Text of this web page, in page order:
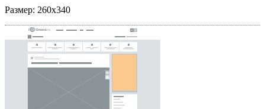
Размер: 260x340